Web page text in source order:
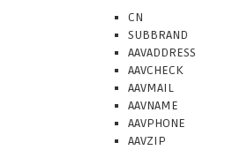
CN
SUBBRAND
AAVADDRESS
AAVCHECK
AAVMAIL
AAVNAME
AAVPHONE
AAVZIP